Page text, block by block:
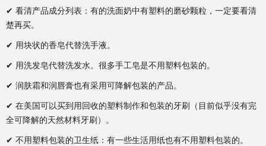
✔ 看清产品成分列表：有的洗面奶中有塑料的磨砂颗粒，一定要看清
楚再买。
✔ 用块状的香皂代替洗手液。
✔ 用洗发皂代替洗发水。很多手工皂是不用塑料包装的。
✔ 润肤霜和润唇膏也有采用可降解包装的产品。
✔ 在美国可以买到用回收的塑料制作和包装的牙刷（目前似乎没有完
全可降解的天然材料牙刷）。
✔ 不用塑料包装的卫生纸：有一些生活用纸也有不用塑料包装的。